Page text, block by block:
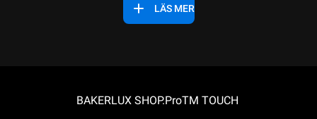
LÄS MER
BAKERLUX SHOP.ProTM TOUCH